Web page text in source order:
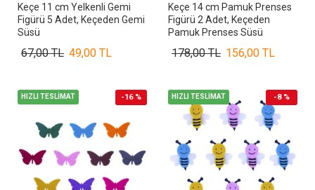
Keçe 11 cm Yelkenli Gemi
Figürü 5 Adet, Keçeden Gemi
Süsü
49,00 TL
67,00 TL
Keçe 14 cm Pamuk Prenses
Figürü 2 Adet, Keçeden
Pamuk Prenses Süsü
156,00 TL
178,00 TL
HIZLI TESLİMAT -16 % HIZLI TESLİMAT -8 %